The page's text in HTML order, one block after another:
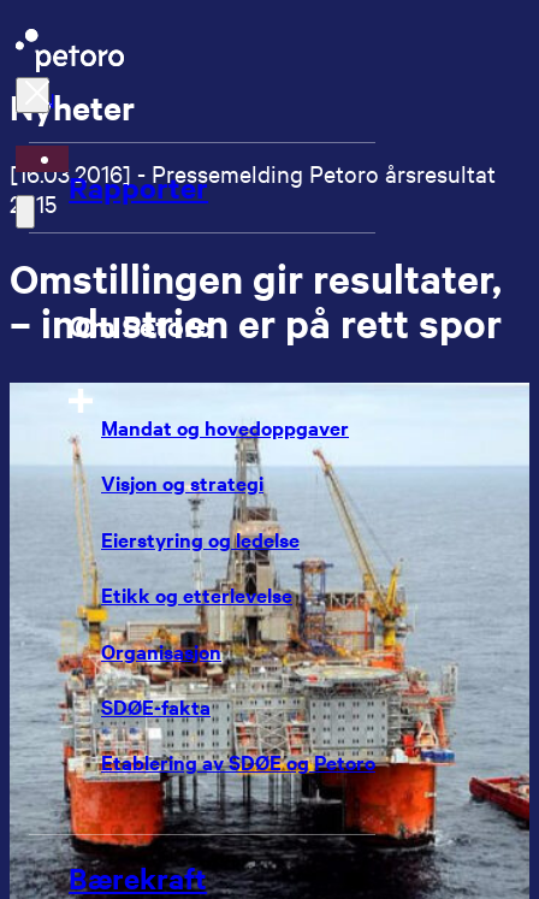
EN
Rapporter
Om Petoro
Mandat og hovedoppgaver
Visjon og strategi
Eierstyring og ledelse
Etikk og etterlevelse
Organisasjon
SDØE-fakta
Etablering av SDØE og Petoro
Bærekraft
Nyheter
[16.03.2016] - Pressemelding Petoro årsresultat
2015
Omstillingen gir resultater,
– industrien er på rett spor